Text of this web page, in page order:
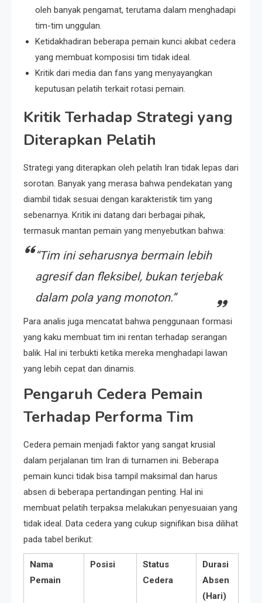
oleh banyak pengamat, terutama dalam menghadapi
tim-tim unggulan.
Ketidakhadiran beberapa pemain kunci akibat cedera
yang membuat komposisi tim tidak ideal.
Kritik dari media dan fans yang menyayangkan
keputusan pelatih terkait rotasi pemain.
Kritik Terhadap Strategi yang
Diterapkan Pelatih
Strategi yang diterapkan oleh pelatih Iran tidak lepas dari
sorotan. Banyak yang merasa bahwa pendekatan yang
diambil tidak sesuai dengan karakteristik tim yang
sebenarnya. Kritik ini datang dari berbagai pihak,
termasuk mantan pemain yang menyebutkan bahwa:
“Tim ini seharusnya bermain lebih
agresif dan fleksibel, bukan terjebak
dalam pola yang monoton.”
Para analis juga mencatat bahwa penggunaan formasi
yang kaku membuat tim ini rentan terhadap serangan
balik. Hal ini terbukti ketika mereka menghadapi lawan
yang lebih cepat dan dinamis.
Pengaruh Cedera Pemain
Terhadap Performa Tim
Cedera pemain menjadi faktor yang sangat krusial
dalam perjalanan tim Iran di turnamen ini. Beberapa
pemain kunci tidak bisa tampil maksimal dan harus
absen di beberapa pertandingan penting. Hal ini
membuat pelatih terpaksa melakukan penyesuaian yang
tidak ideal. Data cedera yang cukup signifikan bisa dilihat
pada tabel berikut:
Nama
Pemain
Posisi
Status
Cedera
Durasi
Absen
(Hari)